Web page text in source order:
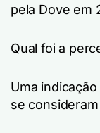
pela Dove em
Qual foi a
Uma
se